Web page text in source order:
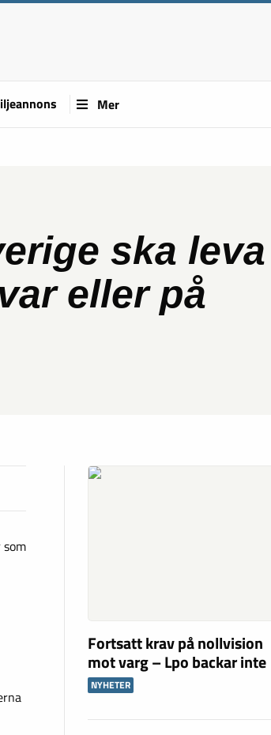
Mer
ska leva
eller på
Fortsatt krav på nollvision
mot varg – Lpo backar inte
NYHETER